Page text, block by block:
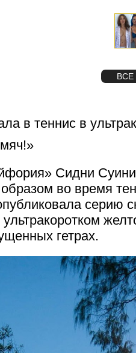
ВСЕ
в теннис в
Сидни
во время
серию
ультракоротком
гетрах.